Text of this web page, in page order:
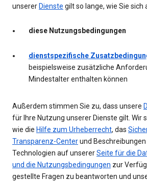
unsererDienste gilt so lange, wie Sie sich
diese Nutzungsbedingungen
dienstspezifische
beispielsweise zusätzliche
Mindestalter enthalten können
Außerdem stimmen Sie zu, dass unsere
für Ihre Nutzung unserer Dienste gilt. Wir
wie die Hilfe zum Urheberrecht, das
Transparenz-Centerund
Technologien auf unsererSeite für die
und die Nutzungsbedingungen zur
gestellte Fragen zu beantworten und